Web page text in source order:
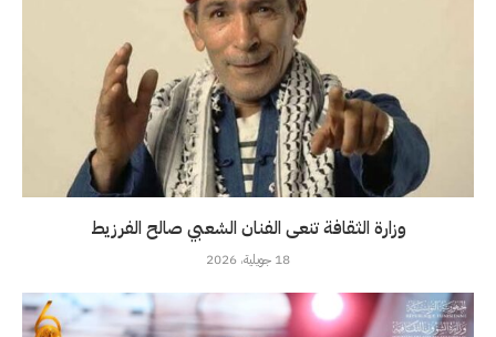
وزارة الثقافة تنعى الفنان الشعبي صالح الفرزيط
18 جويلية، 2026